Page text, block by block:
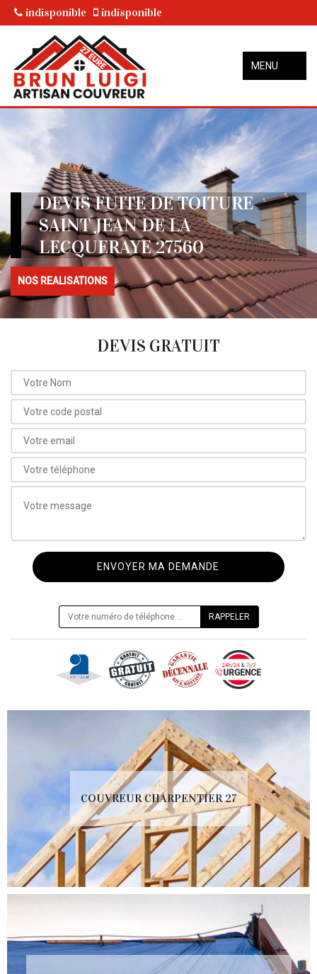
indisponible indisponible
MENU
DEVIS FUITE DE TOITURE
SAINT JEAN DE LA
LECQUERAYE 27560
NOS REALISATIONS
DEVIS GRATUIT
COUVREUR CHARPENTIER 27